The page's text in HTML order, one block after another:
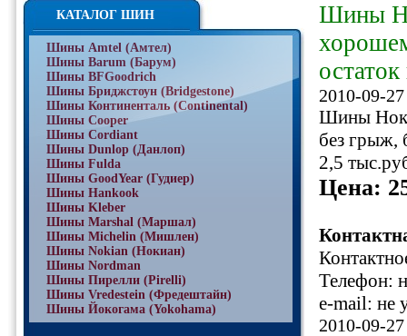
КАТАЛОГ ШИН
Шины Amtel (Амтел)
Шины Barum (Барум)
Шины BFGoodrich
Шины Бриджстоун (Bridgestone)
Шины Континенталь (Continental)
Шины Cooper
Шины Cordiant
Шины Dunlop (Данлоп)
Шины Fulda
Шины GoodYear (Гудиер)
Шины Hankook
Шины Kleber
Шины Marshal (Маршал)
Шины Michelin (Мишлен)
Шины Nokian (Нокиан)
Шины Nordman
Шины Пирелли (Pirelli)
Шины Vredestein (Фредештайн)
Шины Йокогама (Yokohama)
Шины
2010-09-
Шины
без грыж,
2,5
Цена:
Телефон:
e-mail: не
2010-09-